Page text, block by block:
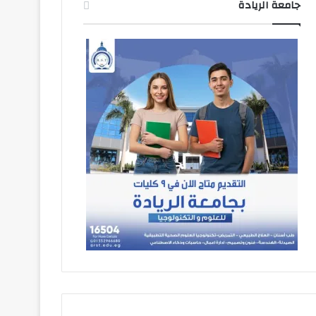
جامعة الريادة